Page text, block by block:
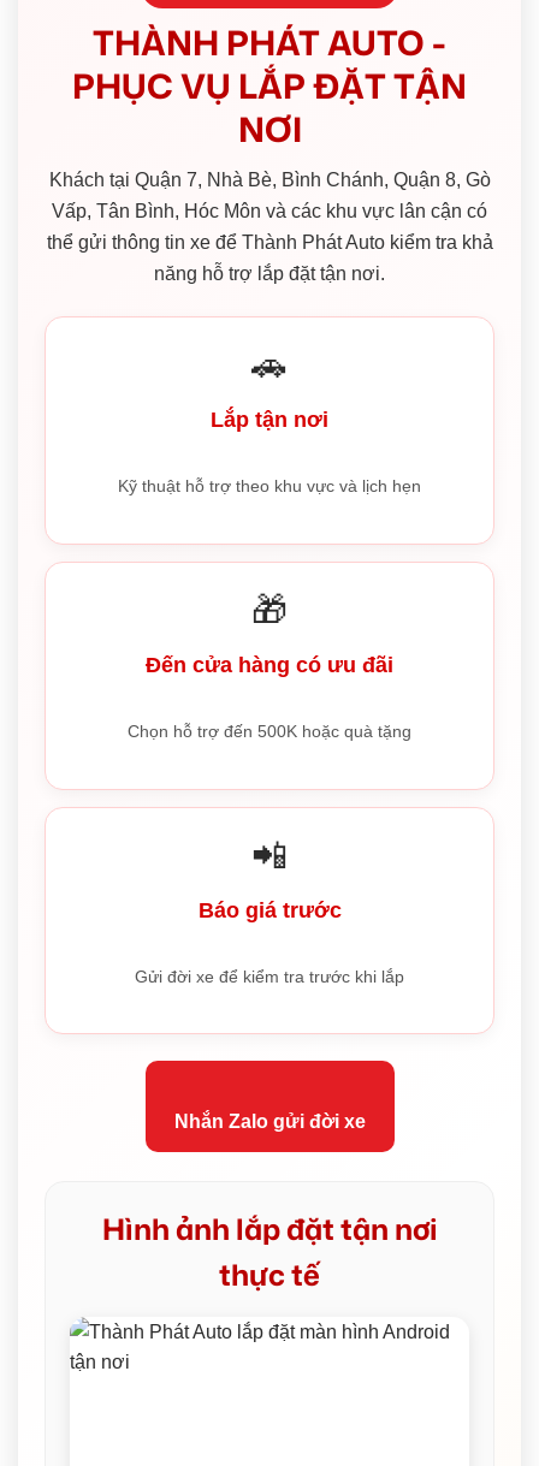
THÀNH PHÁT AUTO -
PHỤC VỤ LẮP ĐẶT TẬN
NƠI
Khách tại Quận 7, Nhà Bè, Bình Chánh, Quận 8, Gò
Vấp, Tân Bình, Hóc Môn và các khu vực lân cận có
thể gửi thông tin xe để Thành Phát Auto kiểm tra khả
năng hỗ trợ lắp đặt tận nơi.
🚗
Lắp tận nơi
Kỹ thuật hỗ trợ theo khu vực và lịch hẹn
🎁
Đến cửa hàng có ưu đãi
Chọn hỗ trợ đến 500K hoặc quà tặng
📲
Báo giá trước
Gửi đời xe để kiểm tra trước khi lắp
Nhắn Zalo gửi đời xe
Hình ảnh lắp đặt tận nơi
thực tế